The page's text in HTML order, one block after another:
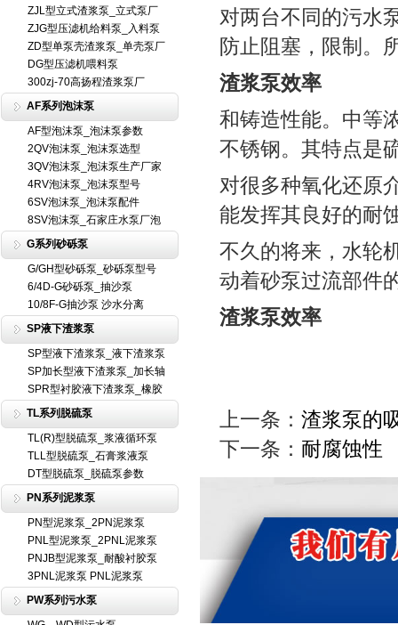
ZJL型立式渣浆泵_立式泵厂
ZJG型压滤机给料泵_入料泵
ZD型单泵壳渣浆泵_单壳泵厂
DG型压滤机喂料泵
300zj-70高扬程渣浆泵厂
AF系列泡沫泵
AF型泡沫泵_泡沫泵参数
2QV泡沫泵_泡沫泵选型
3QV泡沫泵_泡沫泵生产厂家
4RV泡沫泵_泡沫泵型号
6SV泡沫泵_泡沫泵配件
8SV泡沫泵_石家庄水泵厂泡
G系列砂砾泵
G/GH型砂砾泵_砂砾泵型号
6/4D-G砂砾泵_抽沙泵
10/8F-G抽沙泵 沙水分离
SP液下渣浆泵
SP型液下渣浆泵_液下渣浆泵
SP加长型液下渣浆泵_加长轴
SPR型衬胶液下渣浆泵_橡胶
TL系列脱硫泵
TL(R)型脱硫泵_浆液循环泵
TLL型脱硫泵_石膏浆液泵
DT型脱硫泵_脱硫泵参数
PN系列泥浆泵
PN型泥浆泵_2PN泥浆泵
PNL型泥浆泵_2PNL泥浆泵
PNJB型泥浆泵_耐酸衬胶泵
3PNL泥浆泵 PNL泥浆泵
PW系列污水泵
对两台不同的污水
防止阻塞，限制。
渣浆泵效率
和铸造性能。中等
不锈钢。其特点是
对很多种氧化还原
能发挥其良好的耐
不久的将来，水轮
动着砂泵过流部件
渣浆泵效率
上一条： 渣浆泵的
下一条： 耐腐蚀性